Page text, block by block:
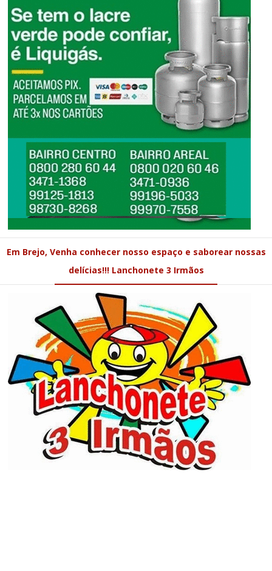
Em Brejo, Venha conhecer nosso espaço e saborear nossas
delícias!!! Lanchonete 3 Irmãos